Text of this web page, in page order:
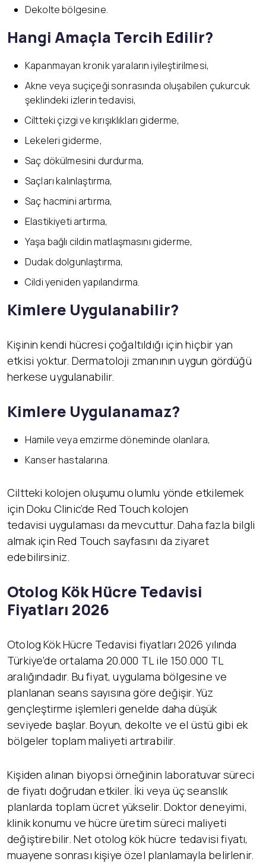
Dekolte bölgesine.
Hangi Amaçla Tercih Edilir?
Kapanmayan kronik yaraların iyileştirilmesi,
Akne veya suçiçeği sonrasında oluşabilen çukurcuk
şeklindeki izlerin tedavisi,
Ciltteki çizgi ve kırışıklıkları giderme,
Lekeleri giderme,
Saç dökülmesini durdurma,
Saçları kalınlaştırma,
Saç hacmini artırma,
Elastikiyeti artırma,
Yaşa bağlı cildin matlaşmasını giderme,
Dudak dolgunlaştırma,
Cildi yeniden yapılandırma.
Kimlere Uygulanabilir?
Kişinin kendi hücresi çoğaltıldığı için hiçbir yan
etkisi yoktur. Dermatoloji zmanının uygun gördüğü
herkese uygulanabilir.
Kimlere Uygulanamaz?
Hamile veya emzirme döneminde olanlara,
Kanser hastalarına.
Ciltteki kolojen oluşumu olumlu yönde etkilemek
için Doku Clinic’de Red Touch kolojen
tedavisi uygulaması da mevcuttur. Daha fazla bilgli
almak için Red Touch sayfasını da ziyaret
edebilirsiniz.
Otolog Kök Hücre Tedavisi
Fiyatları 2026
Otolog Kök Hücre Tedavisi fiyatları 2026 yılında
Türkiye’de ortalama 20.000 TL ile 150.000 TL
aralığındadır. Bu fiyat, uygulama bölgesine ve
planlanan seans sayısına göre değişir. Yüz
gençleştirme işlemleri genelde daha düşük
seviyede başlar. Boyun, dekolte ve el üstü gibi ek
bölgeler toplam maliyeti artırabilir.
Kişiden alınan biyopsi örneğinin laboratuvar süreci
de fiyatı doğrudan etkiler. İki veya üç seanslık
planlarda toplam ücret yükselir. Doktor deneyimi,
klinik konumu ve hücre üretim süreci maliyeti
değiştirebilir. Net otolog kök hücre tedavisi fiyatı,
muayene sonrası kişiye özel planlamayla belirlenir.